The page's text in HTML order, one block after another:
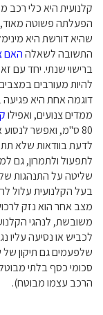
הפעלתה פשוטה מאוד,
שהיא דורשת היא
התשובה לשאלההאם
ברישוי שנתי. יחד עם
להיות מעורבים
דוגמה אחת היא
ממדים צנועים, ואפילו
80 ס"מ, ואפשר
לדעת בוודאות שלא
לתפעול ולתמרון, גם
שליטה על התנהגות
בעל הקלנועית עלול
מצב אחר הוא נזק
משובשת, לנהגי
לכביש או נסיעה עליו
שלפעמים גם תיקון
סכומי כסף בלתי
הרכב עצמו מבוטח).